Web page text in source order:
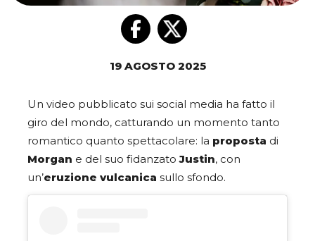
19 AGOSTO 2025
Un video pubblicato sui social media ha fatto il
giro del mondo, catturando un momento tanto
romantico quanto spettacolare: la proposta di
Morgan e del suo fidanzatoJustin, con
un’eruzione vulcanica sullo sfondo.